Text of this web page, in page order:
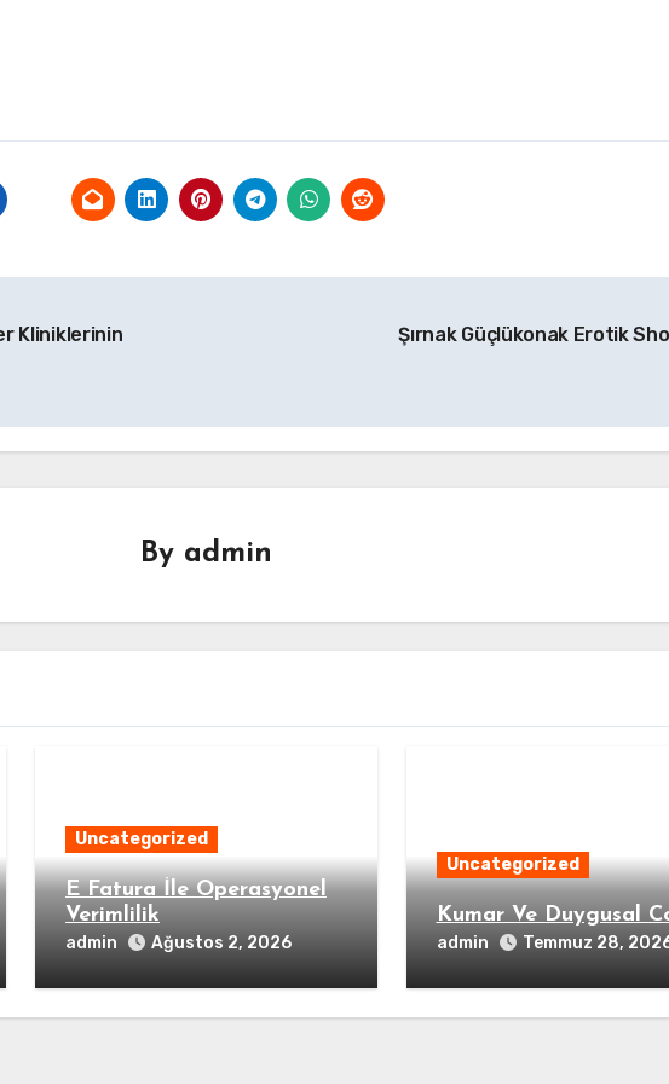
Kliniklerinin
Şırnak Güçlükonak Erotik
By admin
Uncategorized
E Fatura İle Operasyonel
Verimlilik
admin Ağustos 2, 2026
Uncategorized
Kumar Ve Duygusal
admin Temmuz 28,